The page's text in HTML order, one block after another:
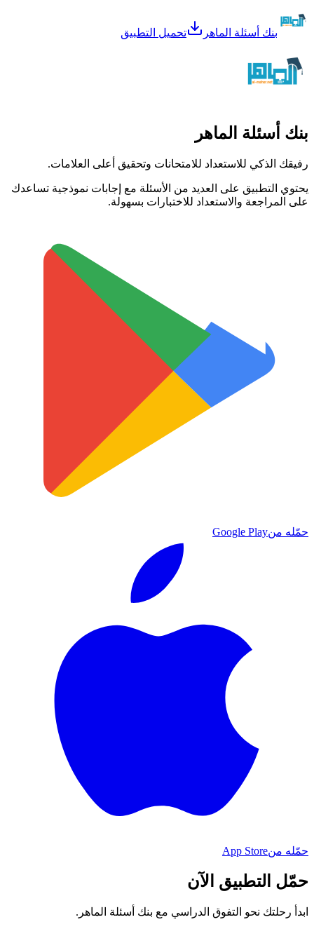
بنك أسئلة الماهر تحميل التطبيق
بنك أسئلة الماهر
رفيقك الذكي للاستعداد للامتحانات وتحقيق أعلى العلامات.
يحتوي التطبيق على العديد من الأسئلة مع إجابات نموذجية تساعدك
على المراجعة والاستعداد للاختبارات بسهولة.
حمّله منGoogle Play
حمّله منApp Store
حمّل التطبيق الآن
ابدأ رحلتك نحو التفوق الدراسي مع بنك أسئلة الماهر.